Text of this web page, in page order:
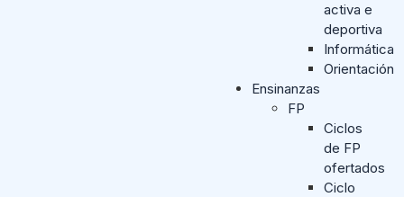
activa e
deportiva
Informática
Orientación
Ensinanzas
FP
Ciclos
de FP
ofertados
Ciclo